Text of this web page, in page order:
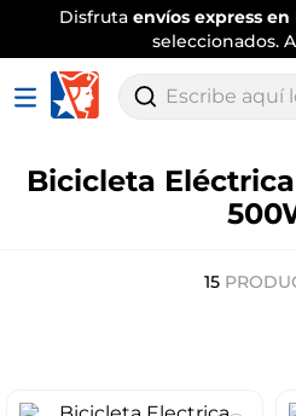
Disfruta envíos express en
seleccionados.
Escribe aquí lo
Bicicleta
15